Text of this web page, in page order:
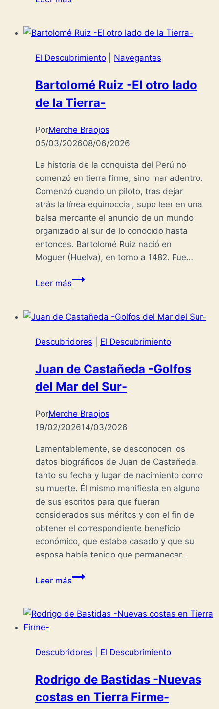
y
río
las
Amazonas
El Descubrimiento Navegantes
Bartolomé Ruiz -El otro lado
de la Tierra-
PorMerche Braojos
05/03/202608/06/2026
La historia de la conquista del Perú no
comenzó en tierra firme, sino mar adentro.
Comenzó cuando un piloto, tras dejar
atrás la línea equinoccial, supo leer en una
balsa mercante el anuncio de un mundo
organizado al sur de lo conocido hasta
entonces. Bartolomé Ruiz nació en
Moguer (Huelva), en torno a 1482. Fue…
Leer másBartolomé
El
lado
la
Tierra-
Descubridores El Descubrimiento
Juan de Castañeda -Golfos
del Mar del Sur-
PorMerche Braojos
19/02/202614/03/2026
Lamentablemente, se desconocen los
datos biográficos de Juan de Castañeda,
tanto su fecha y lugar de nacimiento como
su muerte. Él mismo manifiesta en alguno
de sus escritos para que fueran
considerados sus méritos y con el fin de
obtener el correspondiente beneficio
económico, que estaba casado y que su
esposa había tenido que permanecer…
Leer másJuan
-
Mar
Sur-
Descubridores El Descubrimiento
Rodrigo de Bastidas -Nuevas
costas en Tierra Firme-